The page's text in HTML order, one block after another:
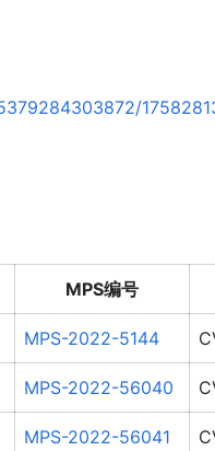
MPS编号
MPS-2022-5144
MPS-2022-56040
MPS-2022-56041